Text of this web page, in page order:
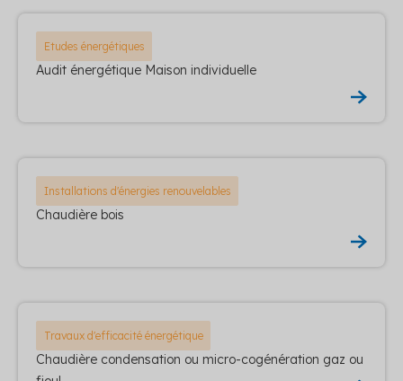
Etudes énergétiques
Audit énergétique Maison individuelle
Installations d'énergies renouvelables
Chaudière bois
Travaux d'efficacité énergétique
Chaudière condensation ou micro-cogénération gaz ou